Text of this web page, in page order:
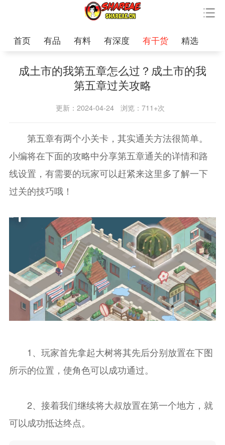
首页 有品 有料 有深度 有干货 精选
成土市的我第五章怎么过？成土市的我
第五章过关攻略
更新：2024-04-24 浏览：711+次
第五章有两个小关卡，其实通关方法很简单。
小编将在下面的攻略中分享第五章通关的详情和路
线设置，有需要的玩家可以赶紧来这里多了解一下
过关的技巧哦！
1、玩家首先拿起大树将其先后分别放置在下图
所示的位置，使角色可以成功通过。
2、接着我们继续将大叔放置在第一个地方，就
可以成功抵达终点。